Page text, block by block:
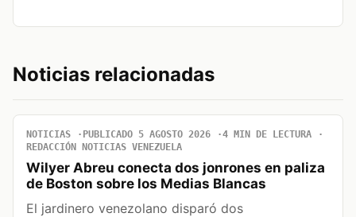
Noticias relacionadas
NOTICIAS PUBLICADO 5 AGOSTO 2026
4 MIN DE LECTURA
REDACCIÓN NOTICIAS VENEZUELA
Wilyer Abreu conecta dos jonrones en paliza
de Boston sobre los Medias Blancas
El jardinero venezolano disparó dos